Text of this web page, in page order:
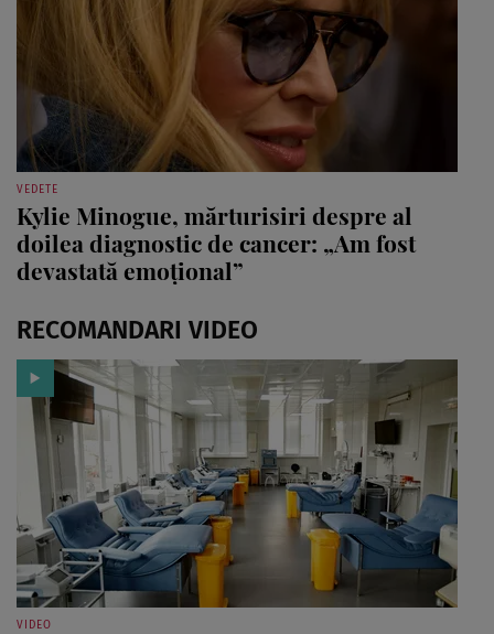
VEDETE
Kylie Minogue, mărturisiri despre al
doilea diagnostic de cancer: „Am fost
devastată emoțional”
RECOMANDARI VIDEO
VIDEO